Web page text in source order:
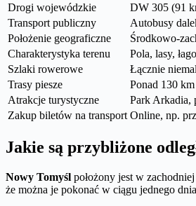
Drogi wojewódzkie
DW 305 (91
Transport publiczny
Autobusy
Położenie geograficzne
Środkowo-
Charakterystyka terenu
Pola, lasy,
Szlaki rowerowe
Łącznie
Trasy piesze
Ponad 130
Atrakcje turystyczne
Park Arkadia,
Zakup biletów na transport Online, np.
Jakie są przybliżone
Nowy Tomyśl położony jest w
że można je pokonać w ciągu jednego